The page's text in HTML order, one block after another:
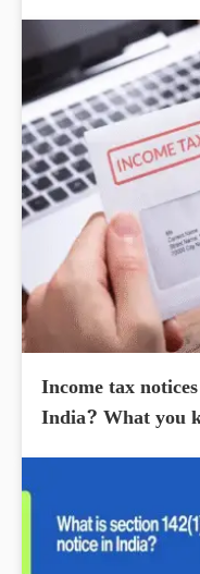
Income tax
India? What you